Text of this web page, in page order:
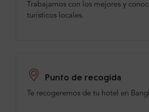
Trabajamos con los mejores y
turísticos locales.
Punto de recogida
Te recogeremos de tu hotel en